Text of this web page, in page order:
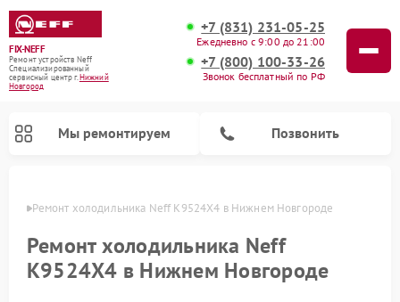
FIX-NEFF
Ремонт устройств Neff
Специализированный
cервисный центр г.Нижний
Новгород
+7 (831) 231-05-25
Ежедневно с 9:00 до 21:00
+7 (800) 100-33-26
Звонок бесплатный по РФ
Мы ремонтируем Позвонить
Ремонт холодильника Neff K9524X4 в Нижнем Новгороде
Ремонт холодильника Neff
K9524X4 в Нижнем Новгороде